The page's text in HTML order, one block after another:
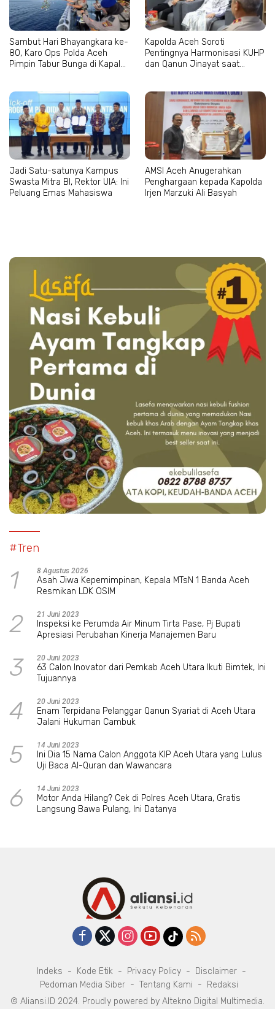
Sambut Hari Bhayangkara ke-
80, Karo Ops Polda Aceh
Pimpin Tabur Bunga di Kapal
Kapolda Aceh Soroti
Pentingnya Harmonisasi KUHP
dan Qanun Jinayat saat
Jadi Satu-satunya Kampus
Swasta Mitra BI, Rektor UIA: Ini
Peluang Emas Mahasiswa
AMSI Aceh Anugerahkan
Penghargaan kepada Kapolda
Irjen Marzuki Ali Basyah
#Tren
1 8 Agustus 2026
Asah Jiwa Kepemimpinan, Kepala MTsN 1 Banda Aceh
Resmikan LDK OSIM
2 21 Juni 2023
Inspeksi ke Perumda Air Minum Tirta Pase, Pj Bupati
Apresiasi Perubahan Kinerja Manajemen Baru
3 20 Juni 2023
63 Calon Inovator dari Pemkab Aceh Utara Ikuti Bimtek, Ini
Tujuannya
4 20 Juni 2023
Enam Terpidana Pelanggar Qanun Syariat di Aceh Utara
Jalani Hukuman Cambuk
5 14 Juni 2023
Ini Dia 15 Nama Calon Anggota KIP Aceh Utara yang Lulus
Uji Baca Al-Quran dan Wawancara
6 14 Juni 2023
Motor Anda Hilang? Cek di Polres Aceh Utara, Gratis
Langsung Bawa Pulang, Ini Datanya
Indeks Kode Etik Privacy Policy
Disclaimer
Pedoman Media Siber
Tentang Kami
Redaksi
© Aliansi.ID 2024. Proudly powered by Altekno Digital Multimedia.